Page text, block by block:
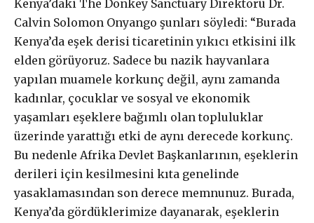
Kenya’daki The Donkey Sanctuary Direktörü Dr.
Calvin Solomon Onyango şunları söyledi: “Burada
Kenya’da eşek derisi ticaretinin yıkıcı etkisini ilk
elden görüyoruz. Sadece bu nazik hayvanlara
yapılan muamele korkunç değil, aynı zamanda
kadınlar, çocuklar ve sosyal ve ekonomik
yaşamları eşeklere bağımlı olan topluluklar
üzerinde yarattığı etki de aynı derecede korkunç.
Bu nedenle Afrika Devlet Başkanlarının, eşeklerin
derileri için kesilmesini kıta genelinde
yasaklamasından son derece memnunuz. Burada,
Kenya’da gördüklerimize dayanarak, eşeklerin